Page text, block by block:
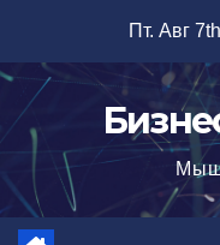
содержимому
Пт. Авг